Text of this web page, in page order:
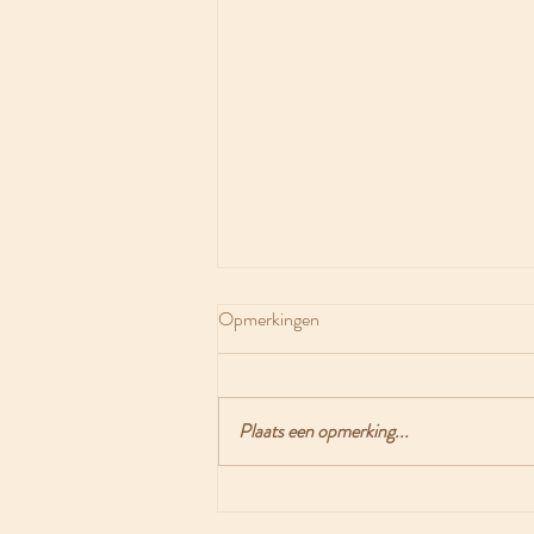
Opmerkingen
Plaats een opmerking...